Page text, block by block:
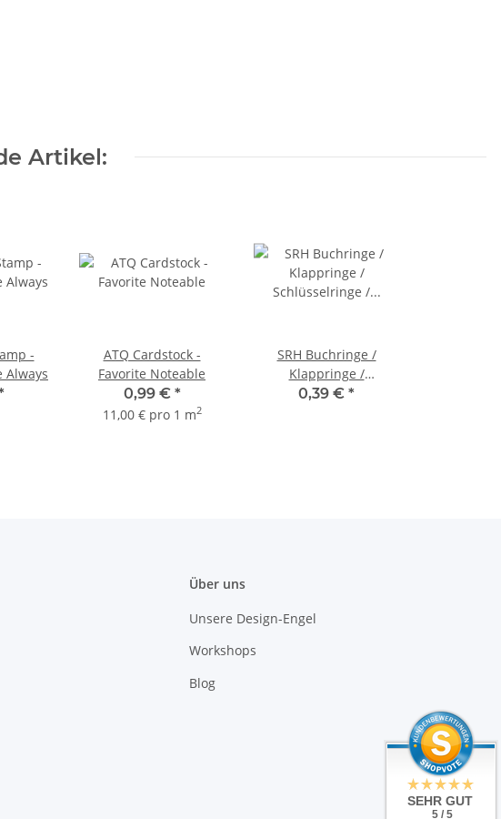
Artikel:
-
Always
ATQ Cardstock -
Favorite Noteable
0,99 € *
11,00 € pro 1 m2
SRH Buchringe /
Klappringe /
Schlüsselringe /
0,39 € *
Über uns
Unsere Design-Engel
Workshops
Blog
SEHR GUT
5 / 5